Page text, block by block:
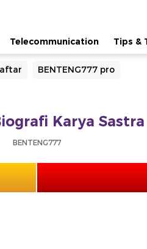
Telecommunication Tips &
BENTENG777 pro
Karya
BENTENG777